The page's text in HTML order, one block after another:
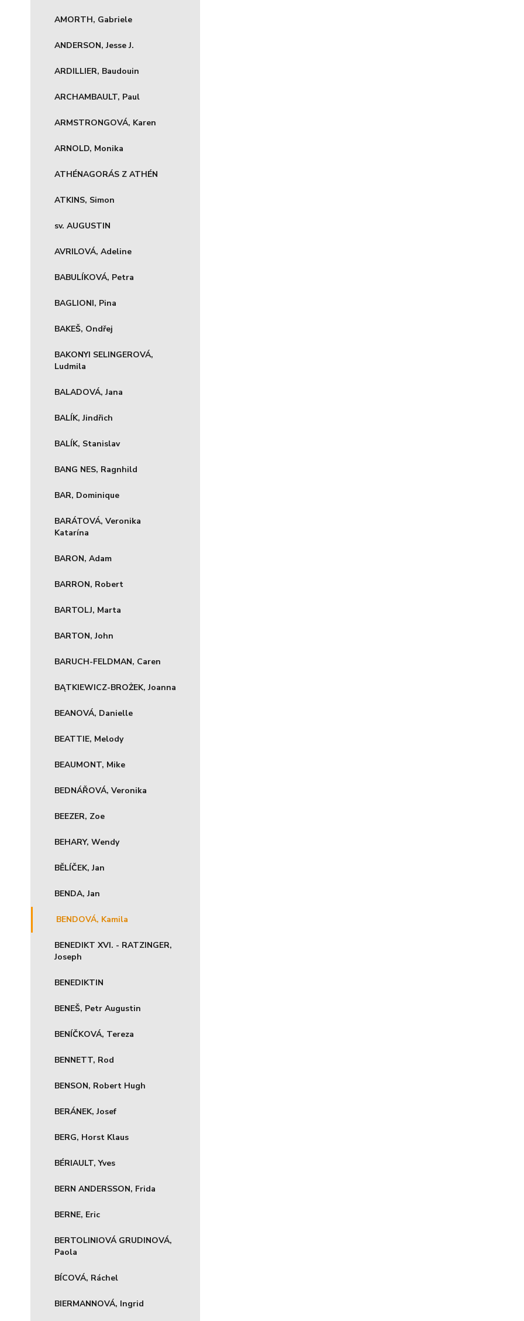
AMORTH, Gabriele
ANDERSON, Jesse J.
ARDILLIER, Baudouin
ARCHAMBAULT, Paul
ARMSTRONGOVÁ, Karen
ARNOLD, Monika
ATHÉNAGORÁS Z ATHÉN
ATKINS, Simon
sv. AUGUSTIN
AVRILOVÁ, Adeline
BABULÍKOVÁ, Petra
BAGLIONI, Pina
BAKEŠ, Ondřej
BAKONYI SELINGEROVÁ,
Ludmila
BALADOVÁ, Jana
BALÍK, Jindřich
BALÍK, Stanislav
BANG NES, Ragnhild
BAR, Dominique
BARÁTOVÁ, Veronika
Katarína
BARON, Adam
BARRON, Robert
BARTOLJ, Marta
BARTON, John
BARUCH-FELDMAN, Caren
BĄTKIEWICZ-BROŻEK, Joanna
BEANOVÁ, Danielle
BEATTIE, Melody
BEAUMONT, Mike
BEDNÁŘOVÁ, Veronika
BEEZER, Zoe
BEHARY, Wendy
BĚLÍČEK, Jan
BENDA, Jan
BENDOVÁ, Kamila
BENEDIKT XVI. - RATZINGER,
Joseph
BENEDIKTIN
BENEŠ, Petr Augustin
BENÍČKOVÁ, Tereza
BENNETT, Rod
BENSON, Robert Hugh
BERÁNEK, Josef
BERG, Horst Klaus
BÉRIAULT, Yves
BERN ANDERSSON, Frida
BERNE, Eric
BERTOLINIOVÁ GRUDINOVÁ,
Paola
BÍCOVÁ, Ráchel
BIERMANNOVÁ, Ingrid